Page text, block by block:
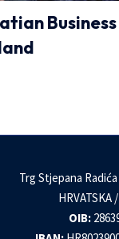
Business
Trg Stjepana Radića
HRVATSKA
OIB: